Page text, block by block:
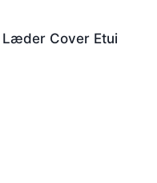
Læder Cover Etui